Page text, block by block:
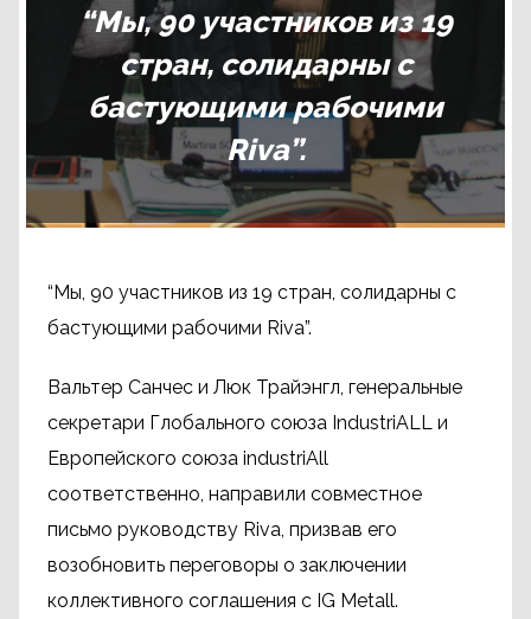
“Мы, 90 участников из 19
стран, солидарны с
бастующими рабочими
Riva”.
“Мы, 90 участников из 19 стран, солидарны с
бастующими рабочими Riva”.
Вальтер Санчес и Люк Трайэнгл, генеральные
секретари Глобального союза IndustriALL и
Европейского союза industriAll
соответственно, направили совместное
письмо руководству Riva, призвав его
возобновить переговоры о заключении
коллективного соглашения с IG Metall.